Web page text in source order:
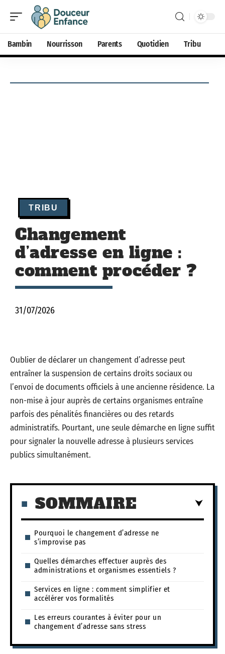
Bambin Nourrisson Parents Quotidien Tribu
TRIBU
Changement
d’adresse en ligne :
comment procéder ?
31/07/2026
Oublier de déclarer un changement d’adresse peut
entraîner la suspension de certains droits sociaux ou
l’envoi de documents officiels à une ancienne résidence. La
non-mise à jour auprès de certains organismes entraîne
parfois des pénalités financières ou des retards
administratifs. Pourtant, une seule démarche en ligne suffit
pour signaler la nouvelle adresse à plusieurs services
publics simultanément.
SOMMAIRE
Pourquoi le changement d’adresse ne
s’improvise pas
Quelles démarches effectuer auprès des
administrations et organismes essentiels ?
Services en ligne : comment simplifier et
accélérer vos formalités
Les erreurs courantes à éviter pour un
changement d’adresse sans stress